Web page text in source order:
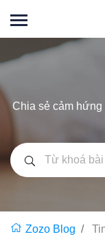
Chia sẻ cảm
Zozo Blog